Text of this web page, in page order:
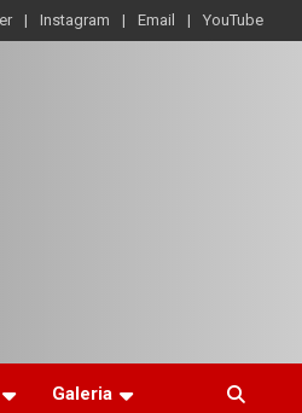
Instagram Email YouTube
Galeria